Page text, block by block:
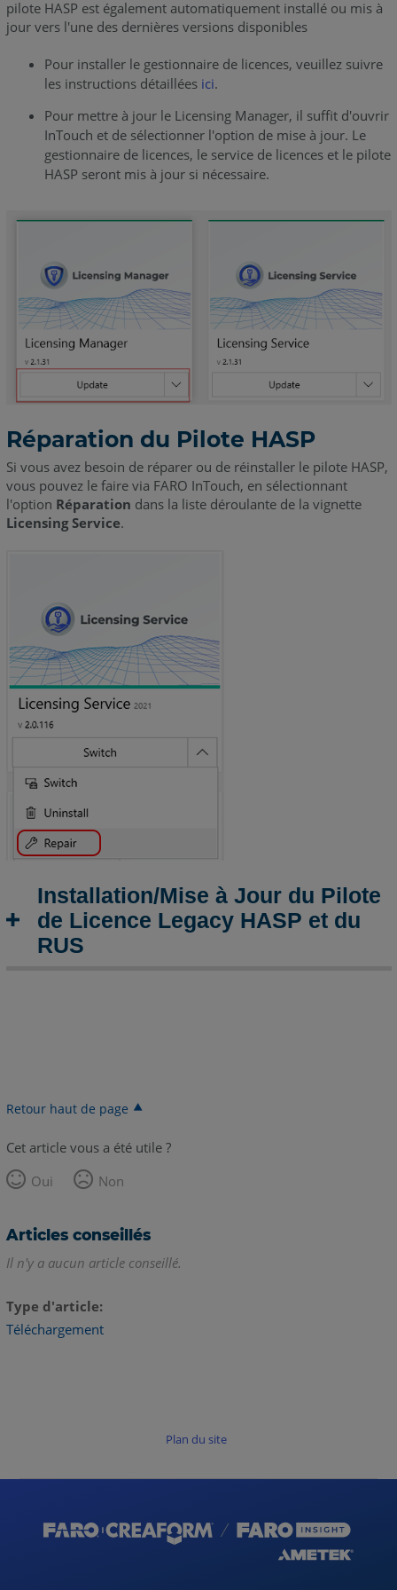
HASP
le
nouveau
pilote
HASP
Désinstaller
l'ancien
nouveau
pilote HASP est également automatiquement installé ou mis à
jour vers l'une des dernières versions disponibles
Pour installer le gestionnaire de licences, veuillez suivre
les instructions détaillées ici.
Pour mettre à jour le Licensing Manager, il suffit d'ouvrir
InTouch et de sélectionner l'option de mise à jour. Le
gestionnaire de licences, le service de licences et le pilote
HASP seront mis à jour si nécessaire.
Réparation du Pilote HASP
Si vous avez besoin de réparer ou de réinstaller le pilote HASP,
vous pouvez le faire via FARO InTouch, en sélectionnant
l'option Réparation dans la liste déroulante de la vignette
Licensing Service.
Installation/Mise à Jour du Pilote
de Licence Legacy HASP et du
RUS
Retour haut de page
Cet article vous a été utile ?
Oui
Non
Articles conseillés
Il n'y a aucun article conseillé.
Type d'article
Téléchargement
Plan du site